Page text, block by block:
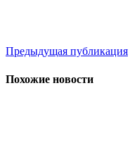
Предыдущая публикация
Похожие новости